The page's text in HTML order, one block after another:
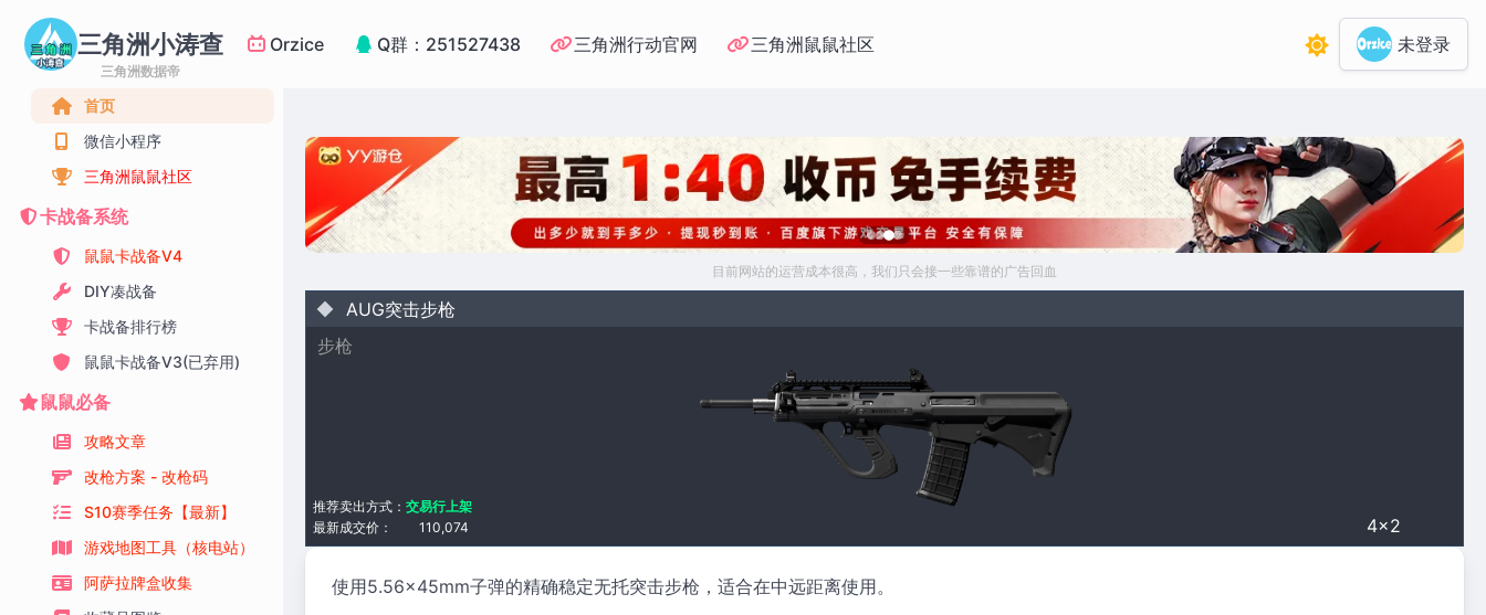
三角洲小涛查
三角洲数据帝
Orzice Q群：251527438 三角洲行动官网 三角洲鼠鼠社区 未登录
首页
微信小程序
三角洲鼠鼠社区
卡战备系统
鼠鼠卡战备V4
DIY凑战备
卡战备排行榜
鼠鼠卡战备V3(已弃用)
鼠鼠必备
攻略文章
改枪方案 - 改枪码
S10赛季任务【最新】
游戏地图工具（核电站）
阿萨拉牌盒收集
目前网站的运营成本很高，我们只会接一些靠谱的广告回血
AUG突击步枪
步枪
4×2
最新成交价： 110,074
推荐卖出方式： 交易行上架
使用5.56×45mm子弹的精确稳定无托突击步枪，适合在中远距离使用。